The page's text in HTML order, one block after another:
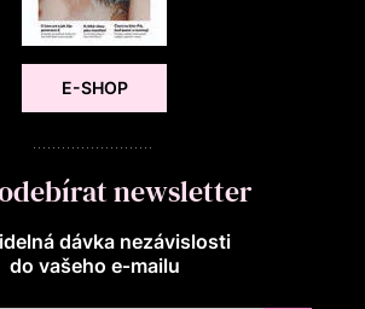
E-SHOP
newsletter
dávka nezávislosti
do vašeho e‑mailu